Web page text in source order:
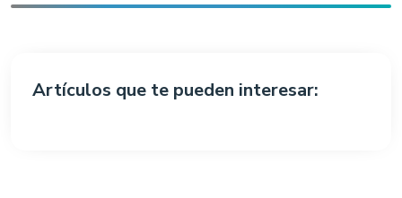
Artículos que te pueden interesar: